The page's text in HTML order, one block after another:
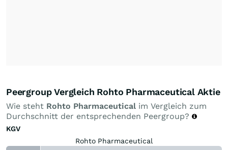
Peergroup Vergleich Rohto Pharmaceutical Aktie
Wie steht Rohto Pharmaceutical im Vergleich zum
Durchschnitt der entsprechenden Peergroup?
KGV
Rohto Pharmaceutical